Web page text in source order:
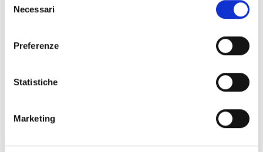
delNecessari
Preferenze
Statistiche
Marketing